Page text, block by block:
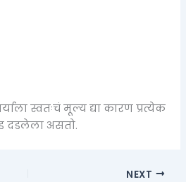
स्वतःचं मूल्य द्या कारण प्रत्येक
दडलेला असतो.
NEXT